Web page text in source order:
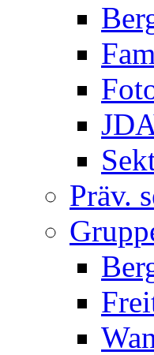
Präv.